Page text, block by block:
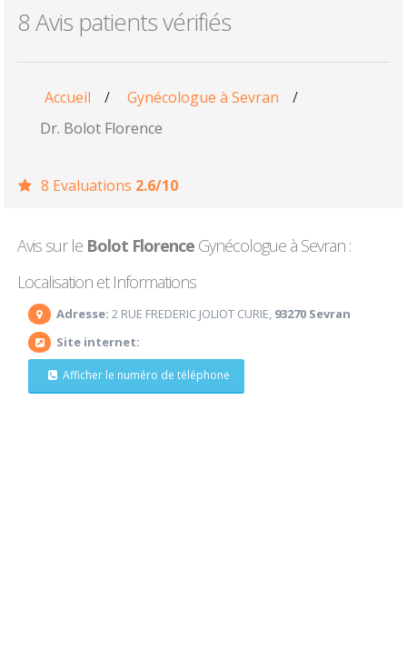
8 Avis patients vérifiés
Accueil / Gynécologue à Sevran
/
Dr. Bolot Florence
8 Evaluations 2.6/10
Avis sur le Bolot Florence Gynécologue à Sevran :
Localisation et Informations
Adresse: 2 RUE FREDERIC JOLIOT CURIE, 93270 Sevran
Site internet:
Afficher le numéro de téléphone